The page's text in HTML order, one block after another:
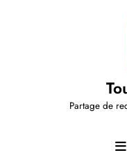
Partage de